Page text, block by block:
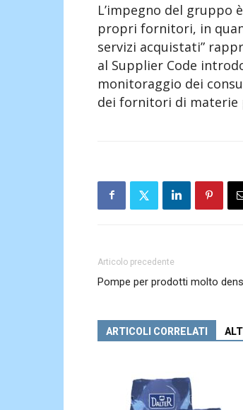
L’impegno del
propri fornitori, in
servizi acquistati”
al Supplier Code
monitoraggio dei
dei fornitori di materie
Articolo precedente
Pompe per prodotti molto
ARTICOLI CORRELATI